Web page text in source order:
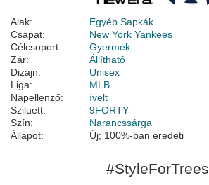
Alak:
Egyéb Sapkák
Csapat:
New York Yankees
Célcsoport:
Gyermek
Zár:
Állítható
Dizájn:
Unisex
Liga:
MLB
Napellenző:
ívelt
Sziluett:
9FORTY
Szín:
Narancssárga
Állapot:
Új; 100%-ban eredeti
#StyleForTrees